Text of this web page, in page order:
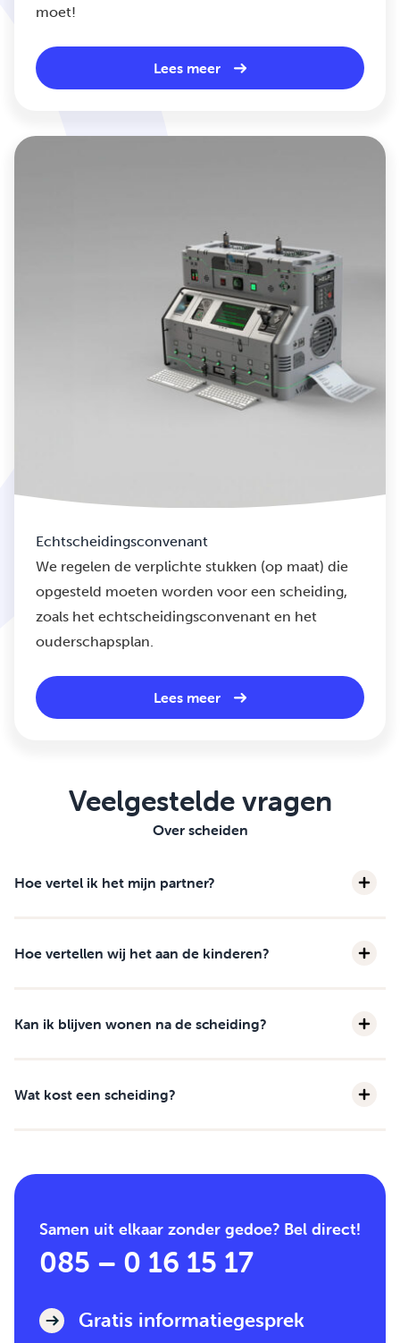
moet!
Lees meer
Echtscheidingsconvenant
We regelen de verplichte stukken (op maat) die
opgesteld moeten worden voor een scheiding,
zoals het echtscheidingsconvenant en het
ouderschapsplan.
Lees meer
Veelgestelde vragen
Over scheiden
Hoe vertel ik het mijn partner?
Hoe vertellen wij het aan de kinderen?
Kan ik blijven wonen na de scheiding?
Wat kost een scheiding?
Samen uit elkaar zonder gedoe? Bel direct!
085 – 0 16 15 17
Gratis informatiegesprek